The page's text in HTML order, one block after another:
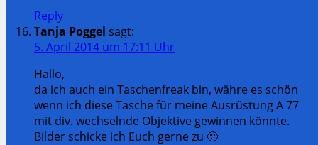
Reply
Tanja Poggel sagt:
5. April 2014 um 17:11 Uhr
Hallo,
da ich auch ein Taschenfreak bin, währe es schön
wenn ich diese Tasche für meine Ausrüstung A 77
mit div. wechselnde Objektive gewinnen könnte.
Bilder schicke ich Euch gerne zu 🙂